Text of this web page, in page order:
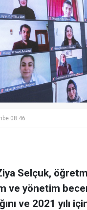
08:46
Selçuk,
ve yönetim
ve 2021 yılı